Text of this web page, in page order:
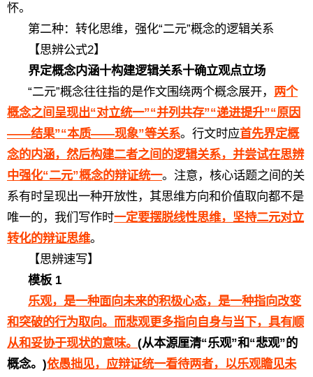
怀。
第二种：转化思维，强化“二元”概念的逻辑关系
【思辨公式2】
界定概念内涵十构建逻辑关系十确立观点立场
“二元”概念往往指的是作文围绕两个概念展开， 两个
概念之间呈现出“对立统一”“并列共存”“递进提升”“原因
——结果”“本质——现象”等关系。行文时应首先界定概
念的内涵，然后构建二者之间的逻辑关系，并尝试在思辨
中强化“二元”概念的辩证统一。注意，核心话题之间的关
系有时呈现出一种开放性，其思维方向和价值取向都不是
唯一的，我们写作时一定要摆脱线性思维，坚持二元对立
转化的辩证思维。
【思辨速写】
模板 1
乐观，是一种面向未来的积极心态，是一种指向改变
和突破的行为取向。而悲观更多指向自身与当下，具有顺
从和妥协于现状的意味。 (从本源厘清“乐观”和“悲观”的
概念。)依愚拙见，应辩证统一看待两者，以乐观瞻见未